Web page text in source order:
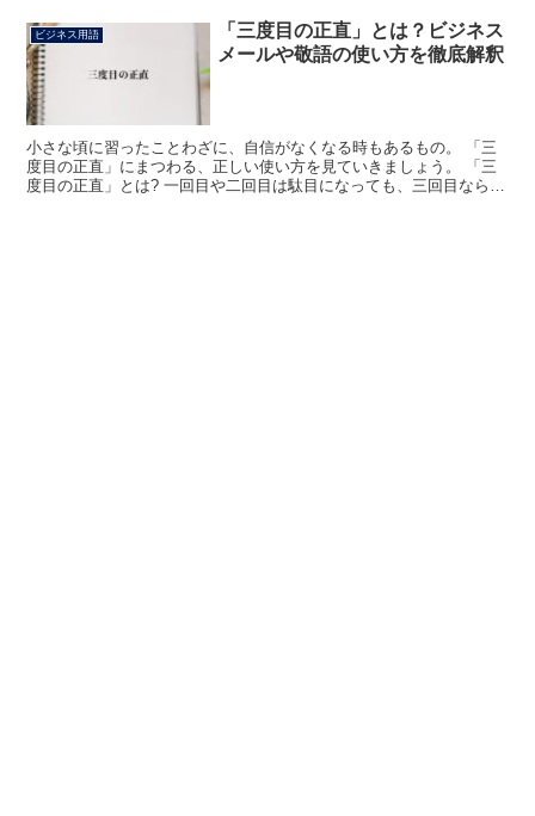
ビジネス用語
「三度目の正直」とは？ビジネス
メールや敬語の使い方を徹底解釈
小さな頃に習ったことわざに、自信がなくなる時もあるもの。 「三
度目の正直」にまつわる、正しい使い方を見ていきましょう。 「三
度目の正直」とは? 一回目や二回目は駄目になっても、三回目なら上